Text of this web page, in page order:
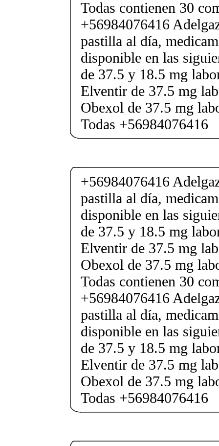
Todas contienen 30
+56984076416
pastilla al día,
disponible en las
de 37.5 y 18.5 mg
Elventir de 37.5 mg
Obexol de 37.5 mg
Todas +56984076416
+56984076416
pastilla al día,
disponible en las
de 37.5 y 18.5 mg
Elventir de 37.5 mg
Obexol de 37.5 mg
Todas contienen 30
+56984076416
pastilla al día,
disponible en las
de 37.5 y 18.5 mg
Elventir de 37.5 mg
Obexol de 37.5 mg
Todas +56984076416